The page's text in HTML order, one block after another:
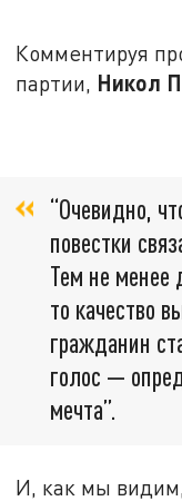
Комментируя
партии, Никол
“Очевидно,
повестки
Тем не менее
то качество
гражданин
голос —
мечта”.
И, как мы